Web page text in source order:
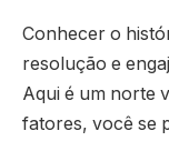
Conhecer o
resolução e
Aqui é um norte
fatores, você se